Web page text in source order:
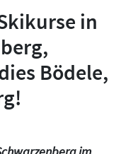
in
Bödele,